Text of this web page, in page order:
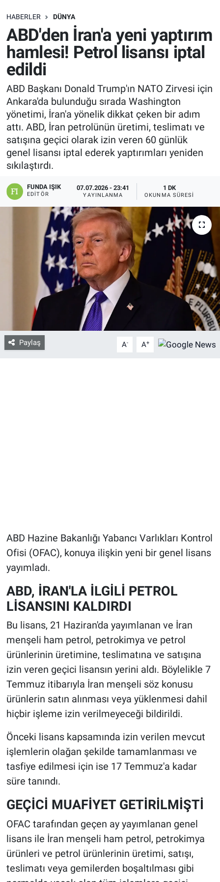
HABERLER DÜNYA
ABD'den İran'a yeni yaptırım
hamlesi! Petrol lisansı iptal
edildi
ABD Başkanı Donald Trump'ın NATO Zirvesi için
Ankara'da bulunduğu sırada Washington
yönetimi, İran'a yönelik dikkat çeken bir adım
attı. ABD, İran petrolünün üretimi, teslimatı ve
satışına geçici olarak izin veren 60 günlük
genel lisansı iptal ederek yaptırımları yeniden
sıkılaştırdı.
FUNDA IŞIK
EDITÖR
07.07.2026 - 23:41
YAYINLANMA
1 DK
OKUNMA SÜRESI
Paylaş A- A+
ABD Hazine Bakanlığı Yabancı Varlıkları Kontrol
Ofisi (OFAC), konuya ilişkin yeni bir genel lisans
yayımladı.
ABD, İRAN'LA İLGİLİ PETROL
LİSANSINI KALDIRDI
Bu lisans, 21 Haziran'da yayımlanan ve İran
menşeli ham petrol, petrokimya ve petrol
ürünlerinin üretimine, teslimatına ve satışına
izin veren geçici lisansın yerini aldı. Böylelikle 7
Temmuz itibarıyla İran menşeli söz konusu
ürünlerin satın alınması veya yüklenmesi dahil
hiçbir işleme izin verilmeyeceği bildirildi.
Önceki lisans kapsamında izin verilen mevcut
işlemlerin olağan şekilde tamamlanması ve
tasfiye edilmesi için ise 17 Temmuz'a kadar
süre tanındı.
GEÇİCİ MUAFİYET GETİRİLMİŞTİ
OFAC tarafından geçen ay yayımlanan genel
lisans ile İran menşeli ham petrol, petrokimya
ürünleri ve petrol ürünlerinin üretimi, satışı,
teslimatı veya gemilerden boşaltılması gibi
SAĞLIK
EKONOMİ
EĞİTİM
ÖZEL HABER
Keşfet
ASTROLOJİ
MANŞET
RESMİ İLANLAR
Bize ulaşın
İletişim/Künye
Yaşam
Gözden Kaçmasın
İletişim (Künye)